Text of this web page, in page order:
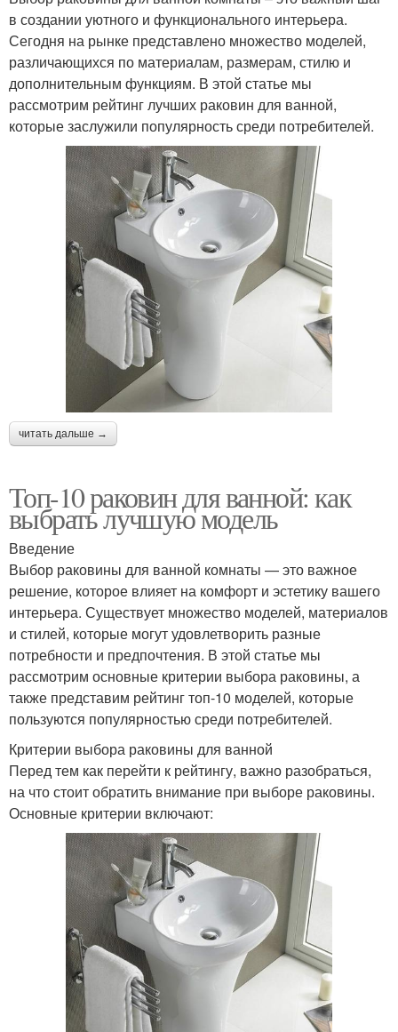
в создании уютного и функционального интерьера.
Сегодня на рынке представлено множество моделей,
различающихся по материалам, размерам, стилю и
дополнительным функциям. В этой статье мы
рассмотрим рейтинг лучших раковин для ванной,
которые заслужили популярность среди потребителей.
читать дальше →
Топ-10 раковин для ванной: как
выбрать лучшую модель
Введение
Выбор раковины для ванной комнаты — это важное
решение, которое влияет на комфорт и эстетику вашего
интерьера. Существует множество моделей, материалов
и стилей, которые могут удовлетворить разные
потребности и предпочтения. В этой статье мы
рассмотрим основные критерии выбора раковины, а
также представим рейтинг топ-10 моделей, которые
пользуются популярностью среди потребителей.
Критерии выбора раковины для ванной
Перед тем как перейти к рейтингу, важно разобраться,
на что стоит обратить внимание при выборе раковины.
Основные критерии включают: